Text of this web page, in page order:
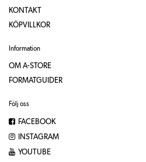
KONTAKT
KÖPVILLKOR
Information
OM A-STORE
FORMATGUIDER
Följ oss
FACEBOOK
INSTAGRAM
YOUTUBE